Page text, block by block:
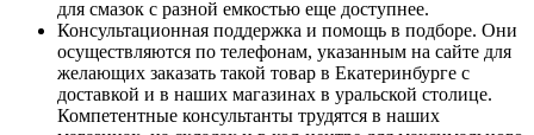
для смазок с разной емкостью еще доступнее.
Консультационная поддержка и помощь в подборе. Они
осуществляются по телефонам, указанным на сайте для
желающих заказать такой товар в Екатеринбурге с
доставкой и в наших магазинах в уральской столице.
Компетентные консультанты трудятся в наших